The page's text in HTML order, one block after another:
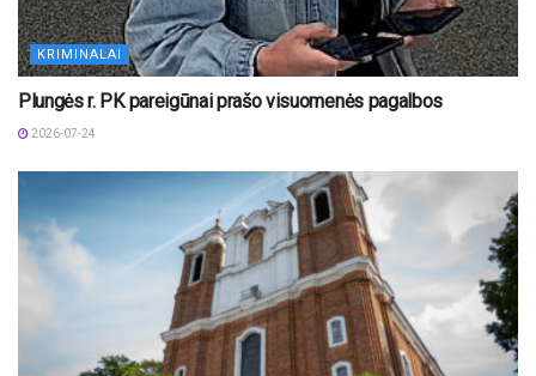
KRIMINALAI
Plungės r. PK pareigūnai prašo visuomenės pagalbos
2026-07-24